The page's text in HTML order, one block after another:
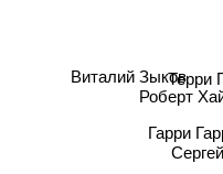
Терри
Гарри
Роберт
Виталий Зыков